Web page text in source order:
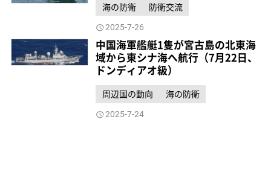
海の防衛 防衛交流
2025-7-26
中国海軍艦艇1隻が宮古島の北東海
域から東シナ海へ航行（7月22日、
ドンディアオ級）
周辺国の動向 海の防衛
2025-7-24